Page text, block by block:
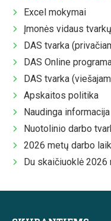
Excel mokymai
Įmonės vidaus
DAS tvarka
DAS Online
DAS tvarka
Apskaitos politika
Naudinga informacija
Nuotolinio darbo
2026 metų darbo
Du skaičiuoklė 2026